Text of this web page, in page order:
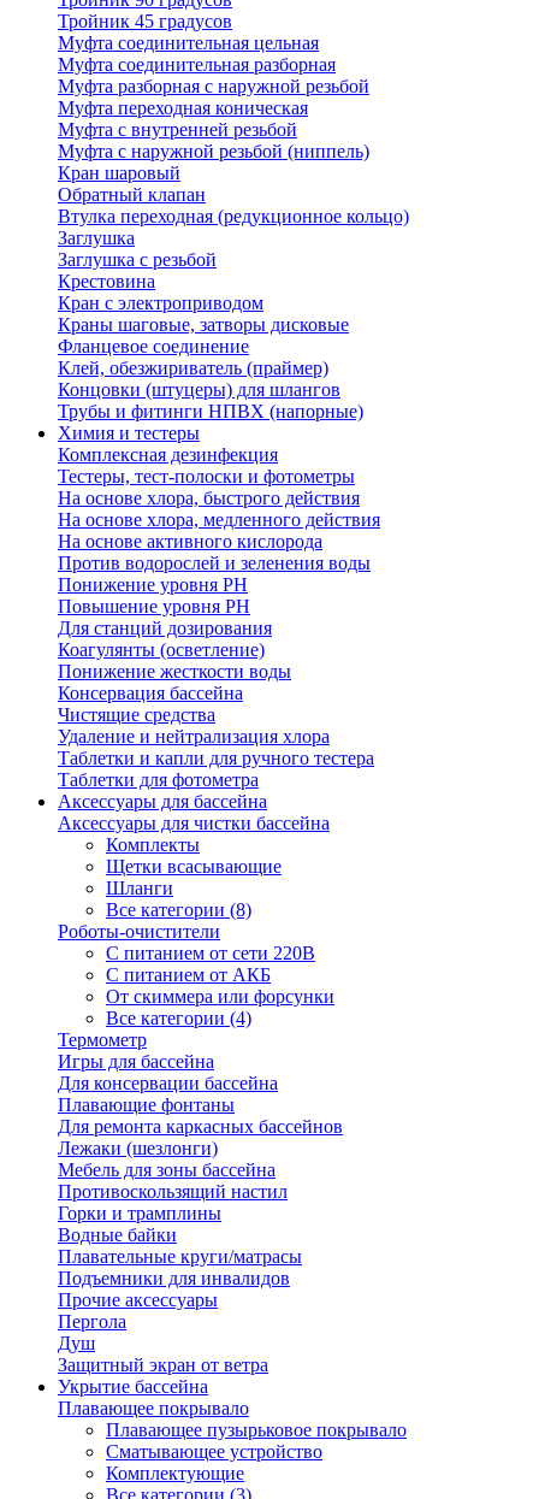
Тройник 45 градусов
Муфта соединительная цельная
Муфта соединительная разборная
Муфта разборная с наружной резьбой
Муфта переходная коническая
Муфта с внутренней резьбой
Муфта с наружной резьбой (ниппель)
Кран шаровый
Обратный клапан
Втулка переходная (редукционное кольцо)
Заглушка
Заглушка с резьбой
Крестовина
Кран с электроприводом
Краны шаговые, затворы дисковые
Фланцевое соединение
Клей, обезжириватель (праймер)
Концовки (штуцеры) для шлангов
Трубы и фитинги НПВХ (напорные)
Химия и тестеры
Комплексная дезинфекция
Тестеры, тест-полоски и фотометры
На основе хлора, быстрого действия
На основе хлора, медленного действия
На основе активного кислорода
Против водорослей и зеленения воды
Понижение уровня РН
Повышение уровня РН
Для станций дозирования
Коагулянты (осветление)
Понижение жесткости воды
Консервация бассейна
Чистящие средства
Удаление и нейтрализация хлора
Таблетки и капли для ручного тестера
Таблетки для фотометра
Аксессуары для бассейна
Аксессуары для чистки бассейна
Комплекты
Щетки всасывающие
Шланги
Все категории (8)
Роботы-очистители
С питанием от сети 220В
С питанием от АКБ
От скиммера или форсунки
Все категории (4)
Термометр
Игры для бассейна
Для консервации бассейна
Плавающие фонтаны
Для ремонта каркасных бассейнов
Лежаки (шезлонги)
Мебель для зоны бассейна
Противоскользящий настил
Горки и трамплины
Водные байки
Плавательные круги/матрасы
Подъемники для инвалидов
Прочие аксессуары
Пергола
Душ
Защитный экран от ветра
Укрытие бассейна
Плавающее покрывало
Плавающее пузырьковое покрывало
Сматывающее устройство
Комплектующие
Все категории (3)